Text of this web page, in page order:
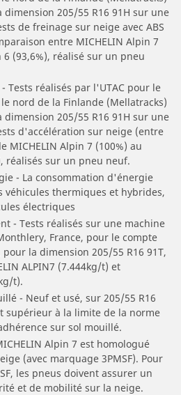
dimension 205/55 R16 91H sur une
de freinage sur neige avec ABS
entre MICHELIN Alpin 7
6 (93,6%), réalisé sur un pneu
Tests réalisés par l'UTAC pour le
nord de la Finlande (Mellatracks)
dimension 205/55 R16 91H sur une
d'accélération sur neige (entre
MICHELIN Alpin 7 (100%) au
réalisés sur un pneu neuf.
- La consommation d'énergie
véhicules thermiques et hybrides,
électriques
- Tests réalisés sur une machine
France, pour le compte
la dimension 205/55 R16 91T,
ALPIN7 (7.444kg/t) et
t).
- Neuf et usé, sur 205/55 R16
supérieur à la limite de la norme
sur sol mouillé.
Alpin 7 est homologué
(avec marquage 3PMSF). Pour
les pneus doivent assurer un
et de mobilité sur la neige.